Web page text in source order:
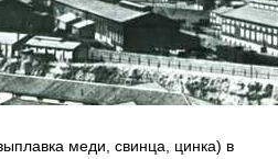
меди, свинца, цинка) в